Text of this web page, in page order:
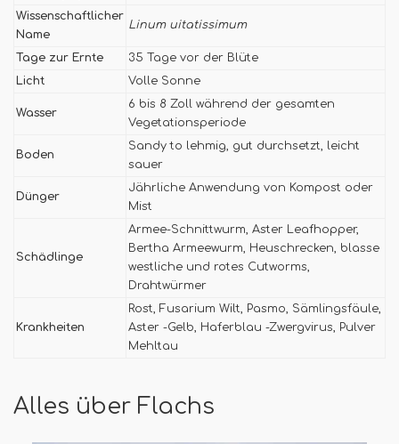
Wissenschaftlicher
Name
Linum uitatissimum
Tage zur Ernte
35 Tage vor der Blüte
Licht
Volle Sonne
Wasser
6 bis 8 Zoll während der gesamten
Vegetationsperiode
Boden
Sandy to lehmig, gut durchsetzt, leicht
sauer
Dünger
Jährliche Anwendung von Kompost oder
Mist
Schädlinge
Armee-Schnittwurm, Aster Leafhopper,
Bertha Armeewurm, Heuschrecken, blasse
westliche und rotes Cutworms,
Drahtwürmer
Krankheiten
Rost, Fusarium Wilt, Pasmo, Sämlingsfäule,
Aster -Gelb, Haferblau -Zwergvirus, Pulver
Mehltau
Alles über Flachs